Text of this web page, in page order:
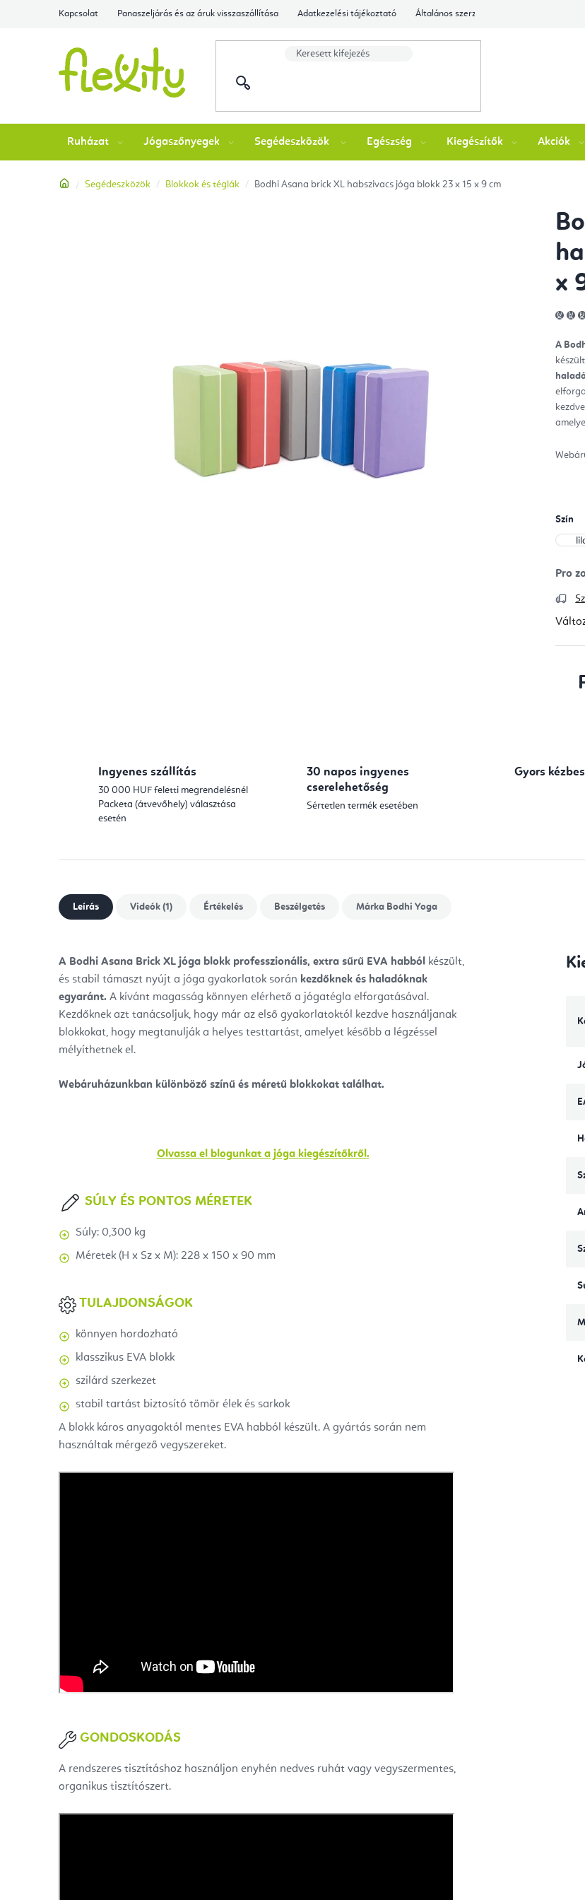
Kapcsolat Panaszeljárás és az áruk visszaszállítása Adatkezelési tájékoztató Általános szerződési feltételek
Ruházat Jógaszőnyegek Segédeszközök Egészség Kiegészítők Akciók
Kezdőlap
Segédeszközök Blokkok és téglák Bodhi Asana brick XL habszivacs jóga blokk 23 x 15 x 9 cm
x
A
Szín
Ingyenes szállítás
30 000 HUF feletti megrendelésnél
Packeta (átvevőhely) választása
esetén
30 napos ingyenes
cserelehetőség
Sértetlen termék esetében
Gyors
Leírás Videók (1) Értékelés Beszélgetés Márka Bodhi Yoga
A Bodhi Asana Brick XL jóga blokk professzionális, extra sűrű EVA habból készült,
és stabil támaszt nyújt a jóga gyakorlatok során kezdőknek és haladóknak
egyaránt. A kívánt magasság könnyen elérhető a jógatégla elforgatásával.
Kezdőknek azt tanácsoljuk, hogy már az első gyakorlatoktól kezdve használjanak
blokkokat, hogy megtanulják a helyes testtartást, amelyet később a légzéssel
mélyíthetnek el.
Webáruházunkban különböző színű és méretű blokkokat találhat.
Olvassa el blogunkat a jóga kiegészítőkről.
SÚLY ÉS PONTOS MÉRETEK
Súly: 0,300 kg
Méretek (H x Sz x M): 228 x 150 x 90 mm
TULAJDONSÁGOK
könnyen hordozható
klasszikus EVA blokk
szilárd szerkezet
stabil tartást biztosító tömör élek és sarkok
A blokk káros anyagoktól mentes EVA habból készült. A gyártás során nem
használtak mérgező vegyszereket.
GONDOSKODÁS
A rendszeres tisztításhoz használjon enyhén nedves ruhát vagy vegyszermentes,
organikus tisztítószert.